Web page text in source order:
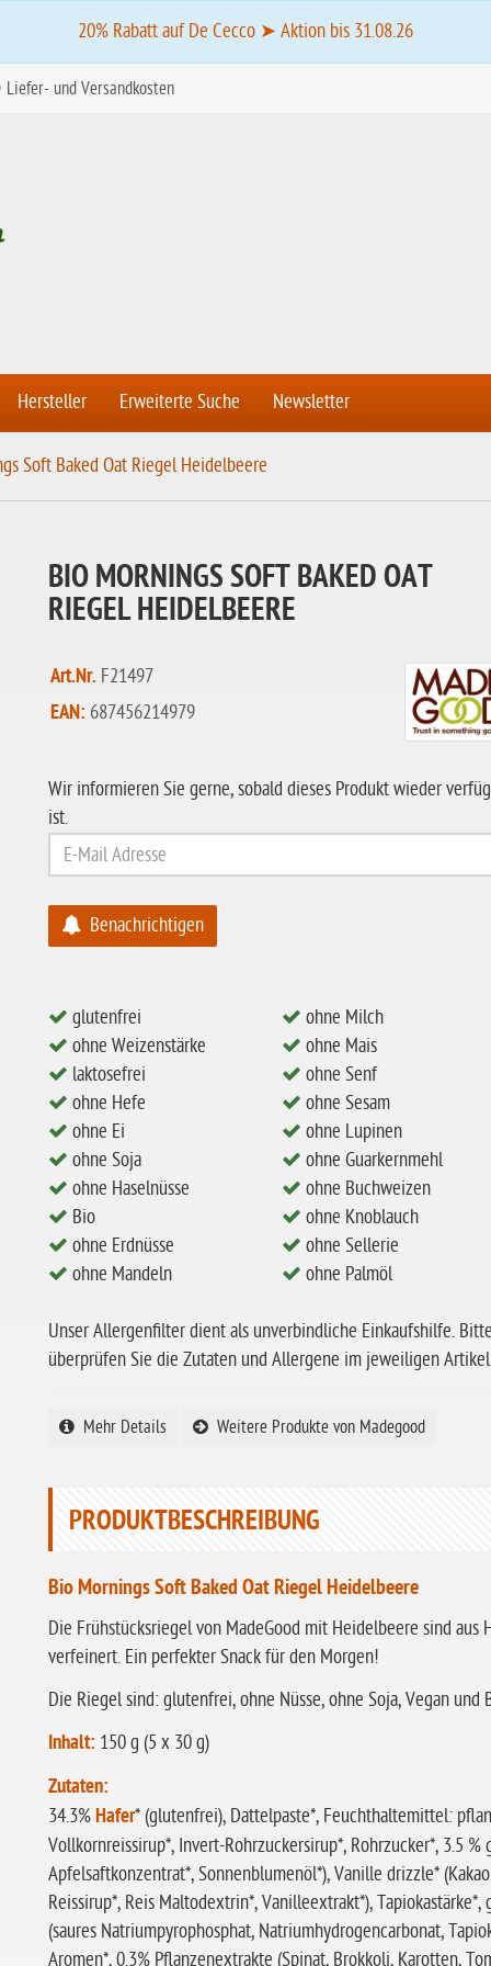
20% Rabatt auf De Cecco ➤ Aktion bis 31.08.26
Liefer- und Versandkosten
Hersteller Erweiterte Suche Newsletter
Soft Baked Oat Riegel Heidelbeere
BIO MORNINGS SOFT BAKED OAT
RIEGEL HEIDELBEERE
Art.Nr. F21497
EAN: 687456214979
Wir informieren Sie gerne, sobald dieses Produkt wieder
ist.
Benachrichtigen
glutenfrei
ohne Weizenstärke
laktosefrei
ohne Hefe
ohne Ei
ohne Soja
ohne Haselnüsse
Bio
ohne Erdnüsse
ohne Mandeln
ohne Milch
ohne Mais
ohne Senf
ohne Sesam
ohne Lupinen
ohne Guarkernmehl
ohne Buchweizen
ohne Knoblauch
ohne Sellerie
ohne Palmöl
Unser Allergenfilter dient als unverbindliche Einkaufshilfe.
überprüfen Sie die Zutaten und Allergene im jeweiligen
Mehr Details Weitere Produkte von Madegood
PRODUKTBESCHREIBUNG
Bio Mornings Soft Baked Oat Riegel Heidelbeere
Die Frühstücksriegel von MadeGood mit Heidelbeere sind
verfeinert. Ein perfekter Snack für den Morgen!
Die Riegel sind: glutenfrei, ohne Nüsse, ohne Soja, Vegan und
Inhalt: 150 g (5 x 30 g)
Zutaten:
34.3%Hafer* (glutenfrei), Dattelpaste*, Feuchthaltemittel:
Vollkornreissirup*, Invert-Rohrzuckersirup*, Rohrzucker*, 3.5
Apfelsaftkonzentrat*, Sonnenblumenöl*), Vanille drizzle*
Reissirup*, Reis Maltodextrin*, Vanilleextrakt*),
(saures Natriumpyrophosphat, Natriumhydrogencarbonat,
Aromen*, 0.3% Pflanzenextrakte (Spinat, Brokkoli, Karotten,